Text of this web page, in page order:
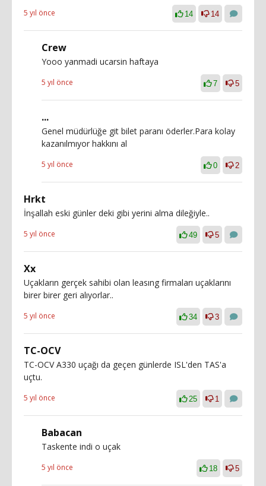
5 yıl önce 14 14
Crew
Yooo yanmadi ucarsin haftaya
5 yıl önce 7 5
...
Genel müdürlüğe git bilet paranı öderler.Para kolay
kazanılmıyor hakkını al
5 yıl önce 0 2
Hrkt
İnşallah eski günler deki gibi yerini alma dileğiyle..
5 yıl önce 49 5
Xx
Uçakların gerçek sahibi olan leasıng firmaları uçaklarını
birer birer geri alıyorlar..
5 yıl önce 34 3
TC-OCV
TC-OCV A330 uçağı da geçen günlerde ISL'den TAS'a
uçtu.
5 yıl önce 25 1
Babacan
Taskente indi o uçak
5 yıl önce 18 5